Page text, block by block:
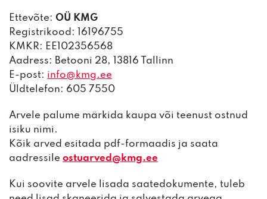
Ettevõte: OÜ KMG
Registrikood: 16196755
KMKR: EE102356568
Aadress: Betooni 28, 13816 Tallinn
E-post: info@kmg.ee
Üldtelefon: 605 7550
Arvele palume märkida kaupa või teenust ostnud
isiku nimi.
Kõik arved esitada pdf-formaadis ja saata
aadressile ostuarved@kmg.ee
Kui soovite arvele lisada saatedokumente, tuleb